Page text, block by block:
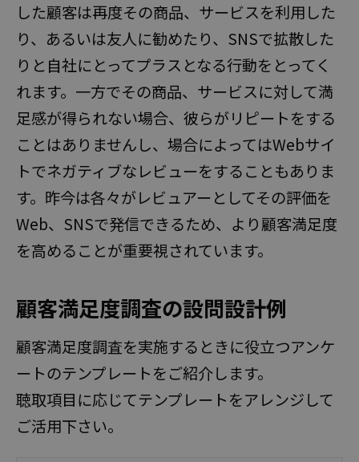
お問い合わせ・資料請求
した顧客は再度その商品、サービスを利用した
り、あるいは友人に勧めたり、SNSで拡散した
りと自社にとってプラスとなる行動をとってく
れます。一方でその商品、サービスに対して満
足感が得られない場合、彼らがリピートをする
ことはありませんし、場合によってはWebサイ
トでネガティブなレビューをすることもありま
す。昨今は各々がレビュアーとしてその評価を
Web、SNSで発信できるため、より顧客満足度
を高めることが重要視されています。
顧客満足度調査の設問設計例
顧客満足度調査を実施するときに役立つアンケ
ートのテンプレートをご紹介します。
聴取項目に応じてテンプレートをアレンジして
ご活用下さい。